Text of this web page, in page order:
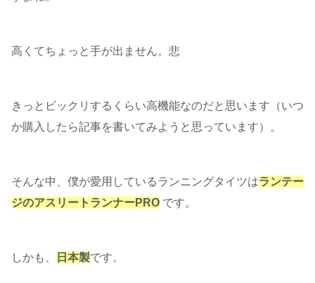
高くてちょっと手が出ません。悲
きっとビックリするくらい高機能なのだと思います（いつ
か購入したら記事を書いてみようと思っています）。
そんな中、僕が愛用しているランニングタイツはランテー
ジのアスリートランナーPRO です。
しかも、 日本製です。